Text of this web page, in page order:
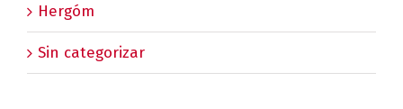
Hergóm
Sin categorizar